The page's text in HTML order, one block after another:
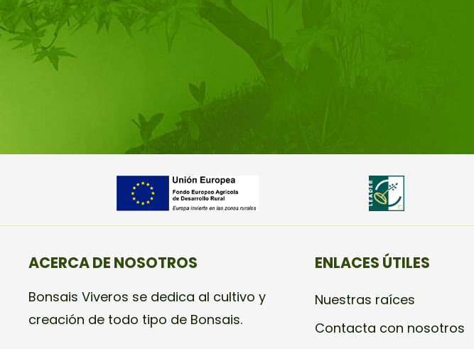
ACERCA DE NOSOTROS
Bonsais Viveros se dedica al cultivo y
creación de todo tipo de Bonsais.
ENLACES ÚTILES
Nuestras raíces
Contacta con nosotros